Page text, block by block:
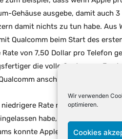
Wir verwenden
optimieren.
Cookies
Gehäuse ausgebe, damit auch
damit nichts zu tun habe. Aus
Qualcomm beim Start des
von 7,50 Dollar pro Telefon
die volle Qualcomm-
anschließend Apple
Rate nur behalten
habe, nach der nur
konnte Apple seit Beginn des